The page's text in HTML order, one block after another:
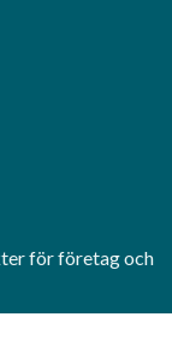
för företag och